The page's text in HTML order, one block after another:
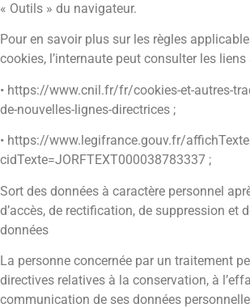
« Outils » du navigateur.
Pour en savoir plus sur les règles
cookies, l’internaute peut consulter les
• https://www.cnil.fr/fr/cookies-et-autres-
de-nouvelles-lignes-directrices ;
• https://www.legifrance.gouv.fr/
cidTexte=JORFTEXT000038783337 ;
Sort des données à caractère personnel
d’accès, de rectification, de suppression et
données
La personne concernée par un traitement
directives relatives à la conservation, à
communication de ses données